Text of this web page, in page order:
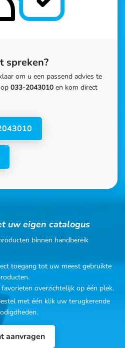
spreken?
om u een passend advies te
033-2043010 en kom direct
uw eigen catalogus
binnen handbereik
toegang tot uw meest gebruikte
overzichtelijk op één plek.
met één klik uw terugkerende
aanvragen